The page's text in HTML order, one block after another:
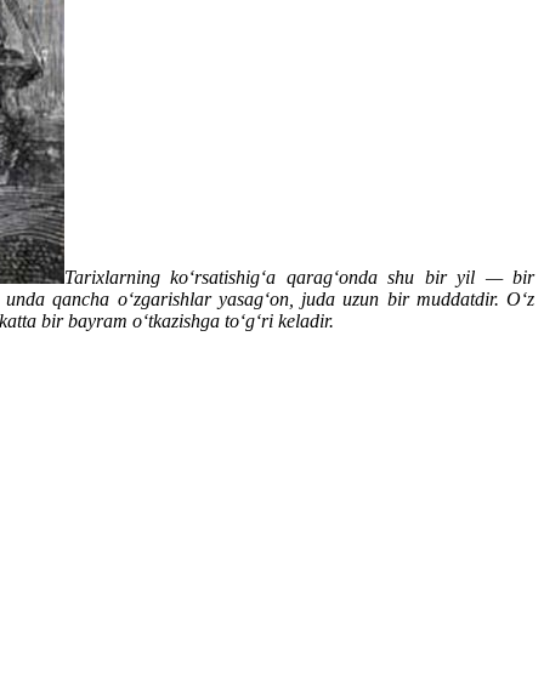
Tarixlarning ko‘rsatishig‘a qarag‘onda shu bir yil — bir
qancha o‘zgarishlar yasag‘on, juda uzun bir muddatdir. O‘z
bir bayram o‘tkazishga to‘g‘ri keladir.